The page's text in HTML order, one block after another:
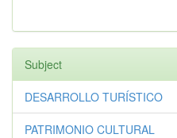
Subject
DESARROLLO TURÍSTICO
PATRIMONIO CULTURAL